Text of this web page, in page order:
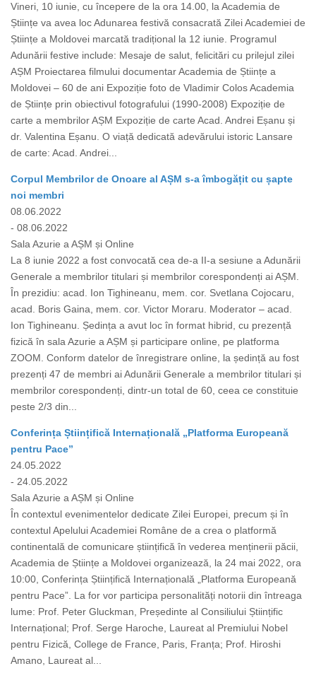
Vineri, 10 iunie, cu începere de la ora 14.00, la Academia de
Științe va avea loc Adunarea festivă consacrată Zilei Academiei de
Științe a Moldovei marcată tradițional la 12 iunie. Programul
Adunării festive include: Mesaje de salut, felicitări cu prilejul zilei
AȘM Proiectarea filmului documentar Academia de Științe a
Moldovei – 60 de ani Expoziție foto de Vladimir Colos Academia
de Științe prin obiectivul fotografului (1990-2008) Expoziție de
carte a membrilor AȘM Expoziție de carte Acad. Andrei Eșanu și
dr. Valentina Eșanu. O viață dedicată adevărului istoric Lansare
de carte: Acad. Andrei...
Corpul Membrilor de Onoare al AȘM s-a îmbogățit cu șapte
noi membri
08.06.2022
- 08.06.2022
Sala Azurie a AȘM și Online
La 8 iunie 2022 a fost convocată cea de-a II-a sesiune a Adunării
Generale a membrilor titulari și membrilor corespondenți ai AȘM.
În prezidiu: acad. Ion Tighineanu, mem. cor. Svetlana Cojocaru,
acad. Boris Gaina, mem. cor. Victor Moraru. Moderator – acad.
Ion Tighineanu. Ședința a avut loc în format hibrid, cu prezență
fizică în sala Azurie a AȘM și participare online, pe platforma
ZOOM. Conform datelor de înregistrare online, la ședință au fost
prezenți 47 de membri ai Adunării Generale a membrilor titulari și
membrilor corespondenți, dintr-un total de 60, ceea ce constituie
peste 2/3 din...
Conferința Științifică Internațională „Platforma Europeană
pentru Pace”
24.05.2022
- 24.05.2022
Sala Azurie a AȘM și Online
În contextul evenimentelor dedicate Zilei Europei, precum și în
contextul Apelului Academiei Române de a crea o platformă
continentală de comunicare științifică în vederea menținerii păcii,
Academia de Științe a Moldovei organizează, la 24 mai 2022, ora
10:00, Conferința Științifică Internațională „Platforma Europeană
pentru Pace”. La for vor participa personalități notorii din întreaga
lume: Prof. Peter Gluckman, Președinte al Consiliului Științific
Internațional; Prof. Serge Haroche, Laureat al Premiului Nobel
pentru Fizică, College de France, Paris, Franța; Prof. Hiroshi
Amano, Laureat al...